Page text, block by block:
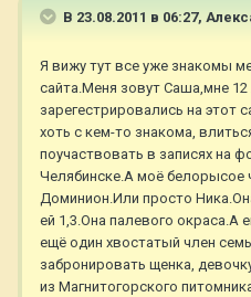
В 23.08.2011 в 06:27,
Я вижу тут все уже знакомы
сайта.Меня зовут Саша,мне
зарегестрировались на этот
хоть с кем-то знакома,
поучаствовать в записях на
Челябинске.А моё белорысое
Доминион.Или просто
ей 1,3.Она палевого окраса.А
ещё один хвостатый член
забронировать щенка,
из Магнитогорского